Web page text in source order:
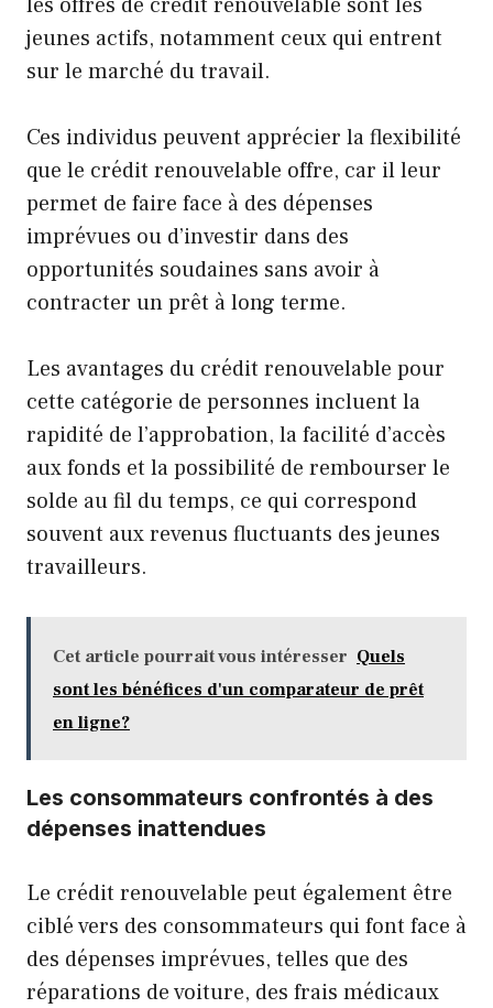
jeunes actifs, notamment ceux qui entrent
sur le marché du travail.
Ces individus peuvent apprécier la flexibilité
que le crédit renouvelable offre, car il leur
permet de faire face à des dépenses
imprévues ou d’investir dans des
opportunités soudaines sans avoir à
contracter un prêt à long terme.
Les avantages du crédit renouvelable pour
cette catégorie de personnes incluent la
rapidité de l’approbation, la facilité d’accès
aux fonds et la possibilité de rembourser le
solde au fil du temps, ce qui correspond
souvent aux revenus fluctuants des jeunes
travailleurs.
Cet article pourrait vous intéresser Quels
sont les bénéfices d'un comparateur de prêt
en ligne?
Les consommateurs confrontés à des
dépenses inattendues
Le crédit renouvelable peut également être
ciblé vers des consommateurs qui font face à
des dépenses imprévues, telles que des
réparations de voiture, des frais médicaux